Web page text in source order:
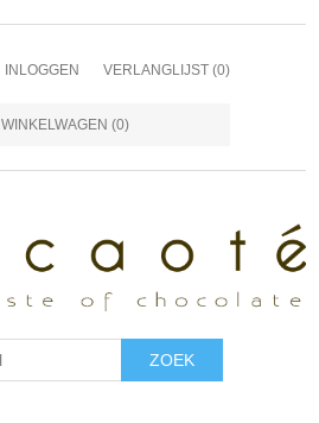
INLOGGEN VERLANGLIJST (0)
WINKELWAGEN (0)